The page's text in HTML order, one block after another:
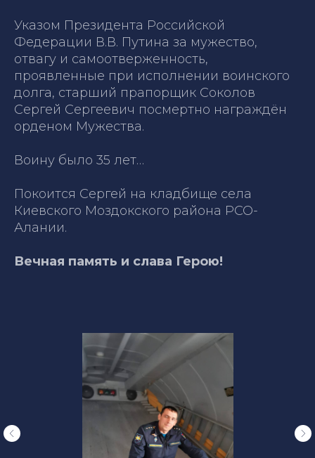
Указом Президента Российской
Федерации В.В. Путина за мужество,
отвагу и самоотверженность,
проявленные при исполнении воинского
долга, старший прапорщик Соколов
Сергей Сергеевич посмертно награждён
орденом Мужества.
Воину было 35 лет…
Покоится Сергей на кладбище села
Киевского Моздокского района РСО-
Алании.
Вечная память и слава Герою!